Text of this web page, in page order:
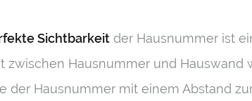
Sichtbarkeit der Hausnummer ist
zwischen Hausnummer und
der Hausnummer mit einem Abstand